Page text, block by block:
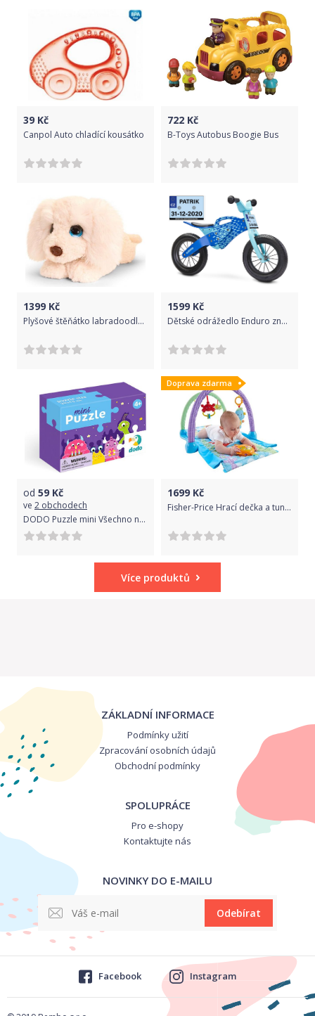
39 Kč
Canpol Auto chladící kousátko
722 Kč
B-Toys Autobus Boogie Bus
1399 Kč
Plyšové štěňátko labradoodle 47 cm
1599 Kč
Dětské odrážedlo Enduro značky Toyz, dřevěné, barva modrá, s osobní SPZ Text na SPZ: Nejvíc cool biker (bikerka) široko daleko, Barva SPZ: růžová
od 59 Kč
ve 2 obchodech
DODO Puzzle mini Všechno nejlepší 35 dílků
Doprava zdarma
1699 Kč
Fisher-Price Hrací dečka a tunel 2v1
Více produktů
ZÁKLADNÍ INFORMACE
Podmínky užití
Zpracování osobních údajů
Obchodní podmínky
SPOLUPRÁCE
Pro e-shopy
Kontaktujte nás
NOVINKY DO E-MAILU
Odebírat
Facebook Instagram